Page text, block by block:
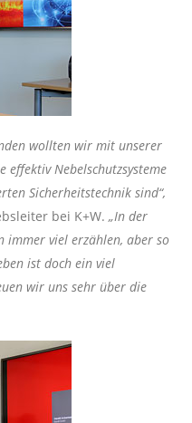
wollten wir mit unserer
effektiv Nebelschutzsysteme
Sicherheitstechnik sind“,
bei K+W. „In der
immer viel erzählen, aber so
ist doch ein viel
wir uns sehr über die